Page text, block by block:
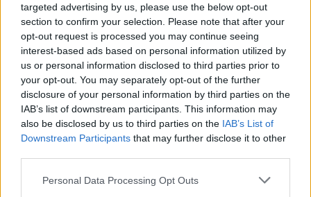
targeted advertising by us, please use the below opt-out
section to confirm your selection. Please note that after your
opt-out request is processed you may continue seeing
interest-based ads based on personal information utilized by
us or personal information disclosed to third parties prior to
your opt-out. You may separately opt-out of the further
disclosure of your personal information by third parties on the
IAB’s list of downstream participants. This information may
also be disclosed by us to third parties on the IAB’s List of
Downstream Participants that may further disclose it to other
Personal Data Processing Opt Outs
Η κυκλοφοριακή σύνδεση του ακινήτου με
τους άξονες θα γίνει μέσω διαπλάτυνσης της
Σπύρου Λούη και της δημιουργίας ισόπεδου
κόμβου και μέσω ενός παραδρόμου δύο
λωρίδων, ενώ μέσω νέας οδοποιίας αποκτά
πρόσβαση στη Σπύρου Λούη η περιοχή
Δηλαβέρη και η Νέα Φιλοθέη.
Η κατασκευή και χρηματοδότηση των
κυκλοφοριακών ρυθμίσεων αποτέλεσε